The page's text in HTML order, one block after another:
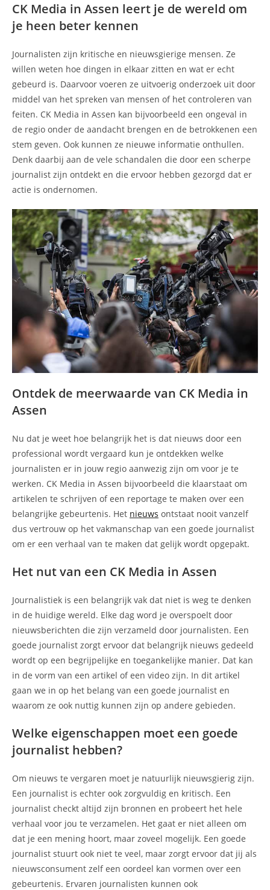
CK Media in Assen leert je de wereld om
je heen beter kennen
Journalisten zijn kritische en nieuwsgierige mensen. Ze
willen weten hoe dingen in elkaar zitten en wat er echt
gebeurd is. Daarvoor voeren ze uitvoerig onderzoek uit door
middel van het spreken van mensen of het controleren van
feiten. CK Media in Assen kan bijvoorbeeld een ongeval in
de regio onder de aandacht brengen en de betrokkenen een
stem geven. Ook kunnen ze nieuwe informatie onthullen.
Denk daarbij aan de vele schandalen die door een scherpe
journalist zijn ontdekt en die ervoor hebben gezorgd dat er
actie is ondernomen.
Ontdek de meerwaarde van CK Media in
Assen
Nu dat je weet hoe belangrijk het is dat nieuws door een
professional wordt vergaard kun je ontdekken welke
journalisten er in jouw regio aanwezig zijn om voor je te
werken. CK Media in Assen bijvoorbeeld die klaarstaat om
artikelen te schrijven of een reportage te maken over een
belangrijke gebeurtenis. Het nieuws ontstaat nooit vanzelf
dus vertrouw op het vakmanschap van een goede journalist
om er een verhaal van te maken dat gelijk wordt opgepakt.
Het nut van een CK Media in Assen
Journalistiek is een belangrijk vak dat niet is weg te denken
in de huidige wereld. Elke dag word je overspoelt door
nieuwsberichten die zijn verzameld door journalisten. Een
goede journalist zorgt ervoor dat belangrijk nieuws gedeeld
wordt op een begrijpelijke en toegankelijke manier. Dat kan
in de vorm van een artikel of een video zijn. In dit artikel
gaan we in op het belang van een goede journalist en
waarom ze ook nuttig kunnen zijn op andere gebieden.
Welke eigenschappen moet een goede
journalist hebben?
Om nieuws te vergaren moet je natuurlijk nieuwsgierig zijn.
Een journalist is echter ook zorgvuldig en kritisch. Een
journalist checkt altijd zijn bronnen en probeert het hele
verhaal voor jou te verzamelen. Het gaat er niet alleen om
dat je een mening hoort, maar zoveel mogelijk. Een goede
journalist stuurt ook niet te veel, maar zorgt ervoor dat jij als
nieuwsconsument zelf een oordeel kan vormen over een
gebeurtenis. Ervaren journalisten kunnen ook